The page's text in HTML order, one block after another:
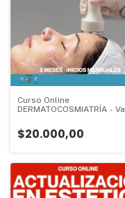
Curso Online
DERMATOCOSMIATRÍA -
ESPECIALIZACIÓN - 5
Valor Inscripción:
$20.000,00